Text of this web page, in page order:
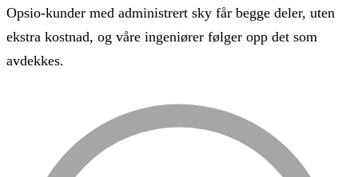
Opsio-kunder med administrert sky får begge deler, uten
ekstra kostnad, og våre ingeniører følger opp det som
avdekkes.